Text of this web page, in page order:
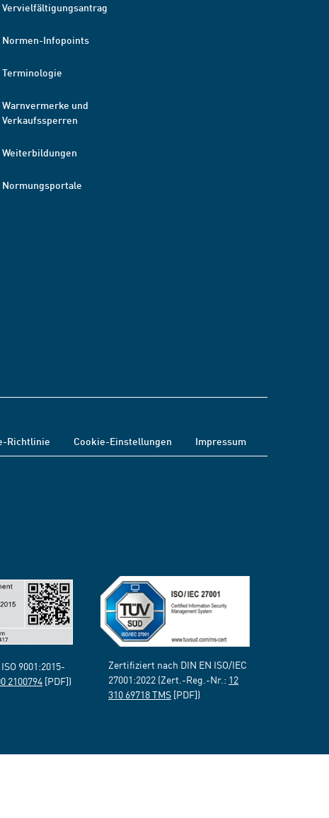
Vervielfältigungsantrag
Normen-Infopoints
Terminologie
Warnvermerke und
Verkaufssperren
Weiterbildungen
Normungsportale
Richtlinie Cookie-Einstellungen Impressum
9001:2015-
2100794[PDF])
Zertifiziert nach DIN EN ISO/IEC
27001:2022 (Zert.-Reg.-Nr.: 12
310 69718 TMS [PDF])